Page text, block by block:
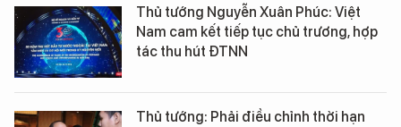
Thủ tướng Nguyễn Xuân Phúc: Việt
Nam cam kết tiếp tục chủ trương, hợp
tác thu hút ĐTNN
Thủ tướng: Phải điều chỉnh thời hạn